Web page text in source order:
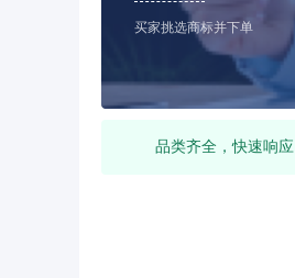
买家挑选商标并下单
品类齐全，快速响应